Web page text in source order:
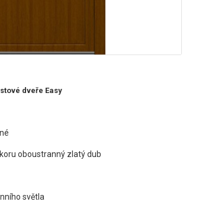
dveře Easy
oboustranný zlatý dub
světla